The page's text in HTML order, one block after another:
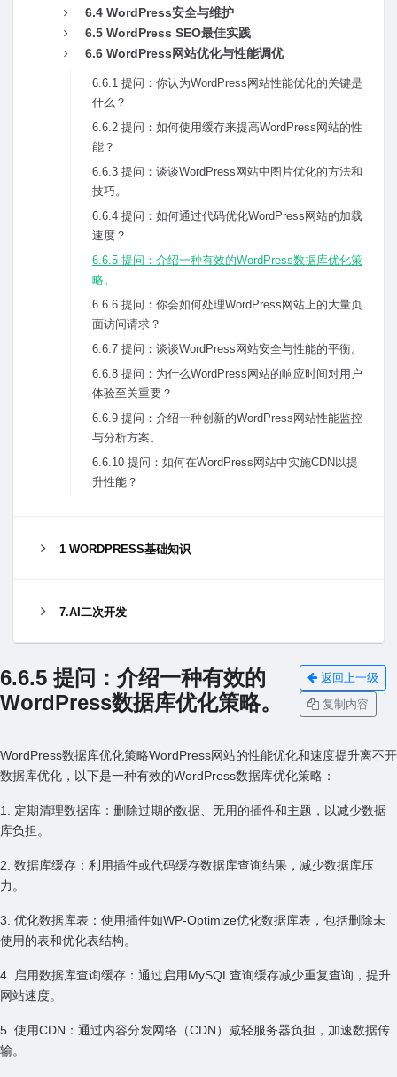
6.4 WordPress安全与维护
6.5 WordPress SEO最佳实践
6.6 WordPress⽹站优化与性能调优
6.6.1 提问：你认为WordPress⽹站性能优化的关键是
什么？
6.6.2 提问：如何使⽤缓存来提⾼WordPress⽹站的性
能？
6.6.3 提问：谈谈WordPress⽹站中图⽚优化的⽅法和
技巧。
6.6.4 提问：如何通过代码优化WordPress⽹站的加载
速度？
6.6.5 提问：介绍⼀种有效的WordPress数据库优化策
略。
6.6.6 提问：你会如何处理WordPress⽹站上的⼤量页
⾯访问请求？
6.6.7 提问：谈谈WordPress⽹站安全与性能的平衡。
6.6.8 提问：为什么WordPress⽹站的响应时间对⽤户
体验⾄关重要？
6.6.9 提问：介绍⼀种创新的WordPress⽹站性能监控
与分析⽅案。
6.6.10 提问：如何在WordPress⽹站中实施CDN以提
升性能？
1 WORDPRESS基础知识
7.AI二次开发
6.6.5 提问：介绍⼀种有效的
WordPress数据库优化策略。
返回上一级
复制内容
WordPress数据库优化策略WordPress⽹站的性能优化和速度提升离不开
数据库优化，以下是⼀种有效的WordPress数据库优化策略：
1. 定期清理数据库：删除过期的数据、⽆⽤的插件和主题，以减少数据
库负担。
2. 数据库缓存：利⽤插件或代码缓存数据库查询结果，减少数据库压
⼒。
3. 优化数据库表：使⽤插件如WP-Optimize优化数据库表，包括删除未
使⽤的表和优化表结构。
4. 启⽤数据库查询缓存：通过启⽤MySQL查询缓存减少重复查询，提升
⽹站速度。
5. 使⽤CDN：通过内容分发⽹络（CDN）减轻服务器负担，加速数据传
输。